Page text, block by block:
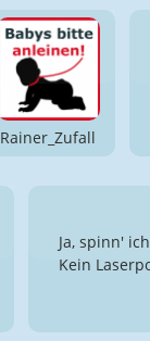
Rainer_Zufall
Ja, spinn'
Kein